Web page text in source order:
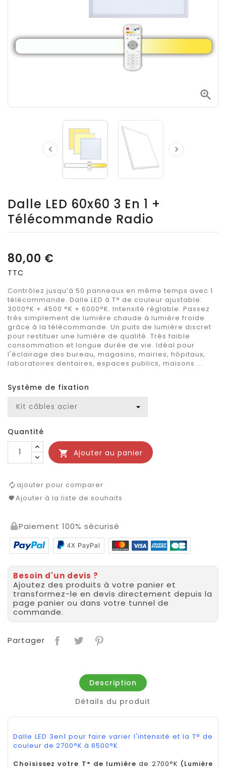

 
Dalle LED 60x60 3 En 1 +
Télécommande Radio
80,00 €
TTC
Contrôlez jusqu’à 50 panneaux en même temps avec 1
télécommande. Dalle LED à T° de couleur ajustable:
3000°K + 4500 °K + 6000°K. Intensité réglable. Passez
très simplement de lumière chaude à lumière froide
grâce à la télécommande. Un puits de lumière discret
pour restituer une lumière de qualité. Très faible
consommation et longue durée de vie. Idéal pour
l'éclairage des bureau, magasins, mairies, hôpitaux,
laboratoires dentaires, espaces publics, maisons ...
Système de fixation
Quantité
 Ajouter au panier
ajouter pour comparer
Ajouter à la liste de souhaits
Paiement 100% sécurisé
4X PayPal
Besoin d'un devis ?
Ajoutez des produits à votre panier et
transformez-le en devis directement depuis la
page panier ou dans votre tunnel de
commande.
Partager
Description
Détails du produit
Dalle LED 3en1 pour faire varier l'intensité et la T° de
couleur de 2700°K à 6500°K.
Choisissez votre T° de lumière de 2700°K (Lumière